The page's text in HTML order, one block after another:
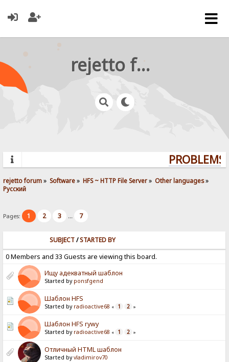
rejetto forum
rejetto forum» Software» HFS ~ HTTP File Server» Other languages»
Pусский
Pages: 1 2 3 ... 7
SUBJECT/STARTED BY
0 Members and 33 Guests are viewing this board.
Ищу адекватный шаблон
Started by ponsfgend
Шаблон HFS
Started by radioactive68 « 1 2 »
Шаблон HFS rywy
Started by radioactive68 « 1 2 »
Отличный HTML шаблон
Started byvladimirov70